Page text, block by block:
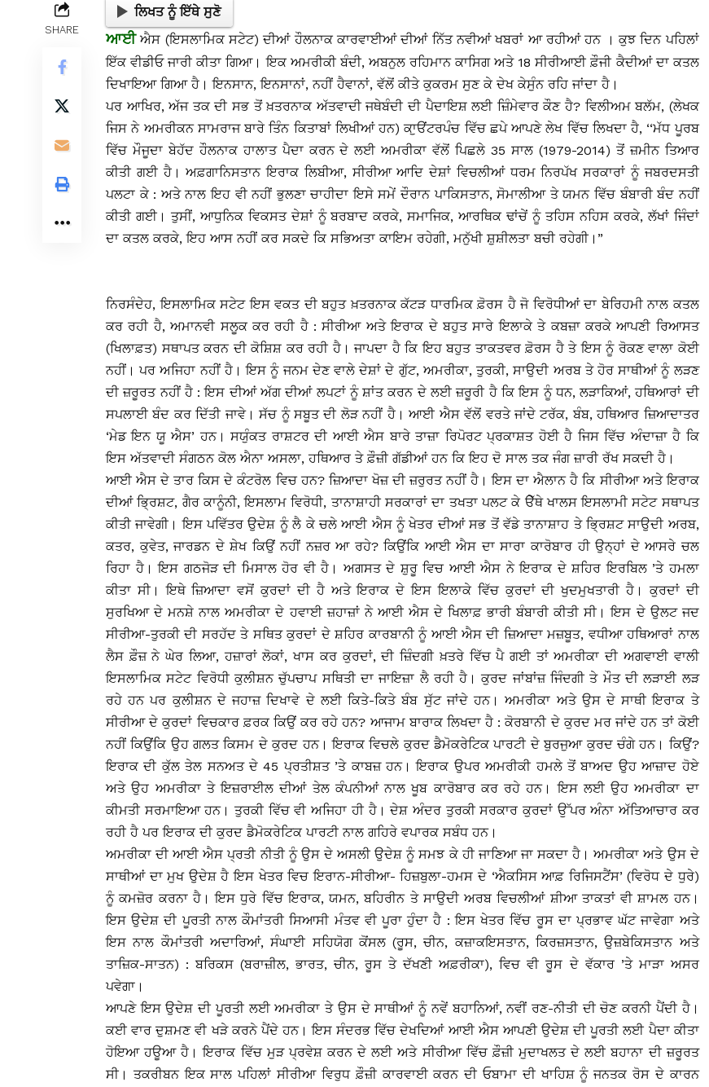
SHARE
ਲਿਖਤ ਨੂੰ ਇੱਥੇ ਸੁਣੋ
ਆਈਐਸ (ਇਸਲਾਮਿਕ ਸਟੇਟ) ਦੀਆਂ ਹੌਲਨਾਕ ਕਾਰਵਾਈਆਂ ਦੀਆਂ ਨਿੱਤ ਨਵੀਆਂ ਖਬਰਾਂ ਆ ਰਹੀਆਂ ਹਨ । ਕੁਝ ਦਿਨ ਪਹਿਲਾਂ
ਇੱਕ ਵੀਡੀਓ ਜਾਰੀ ਕੀਤਾ ਗਿਆ। ਇਕ ਅਮਰੀਕੀ ਬੰਦੀ, ਅਬਨੁਲ ਰਹਿਮਾਨ ਕਾਸਿਗ ਅਤੇ 18 ਸੀਰੀਆਈ ਫ਼ੌਜੀ ਕੈਦੀਆਂ ਦਾ ਕਤਲ
ਦਿਖਾਇਆ ਗਿਆ ਹੈ। ਇਨਸਾਨ, ਇਨਸਾਨਾਂ, ਨਹੀਂ ਹੈਵਾਨਾਂ, ਵੱਲੋਂ ਕੀਤੇ ਕੁਕਰਮ ਸੁਣ ਕੇ ਦੇਖ ਕੇਸੁੰਨ ਰਹਿ ਜਾਂਦਾ ਹੈ।
ਪਰ ਆਖਿਰ, ਅੱਜ ਤਕ ਦੀ ਸਭ ਤੋਂ ਖ਼ਤਰਨਾਕ ਅੱਤਵਾਦੀ ਜਥੇਬੰਦੀ ਦੀ ਪੈਦਾਇਸ਼ ਲਈ ਜ਼ਿੰਮੇਵਾਰ ਕੌਣ ਹੈ? ਵਿਲੀਅਮ ਬਲੱਮ, (ਲੇਖਕ
ਜਿਸ ਨੇ ਅਮਰੀਕਨ ਸਾਮਰਾਜ ਬਾਰੇ ਤਿੰਨ ਕਿਤਾਬਾਂ ਲਿਖੀਆਂ ਹਨ) ਕਾੁੳਂਟਰਪੰਚ ਵਿੱਚ ਛਪੇ ਆਪਣੇ ਲੇਖ ਵਿੱਚ ਲਿਖਦਾ ਹੈ, ‘‘ਮੱਧ ਪੂਰਬ
ਵਿੱਚ ਮੌਜੂਦਾ ਬੇਹੱਦ ਹੌਲਨਾਕ ਹਾਲਾਤ ਪੈਦਾ ਕਰਨ ਦੇ ਲਈ ਅਮਰੀਕਾ ਵੱਲੋਂ ਪਿਛਲੇ 35 ਸਾਲ (1979-2014) ਤੋਂ ਜ਼ਮੀਨ ਤਿਆਰ
ਕੀਤੀ ਗਈ ਹੈ। ਅਫ਼ਗਾਨਿਸਤਾਨ ਇਰਾਕ ਲਿਬੀਆ, ਸੀਰੀਆ ਆਦਿ ਦੇਸ਼ਾਂ ਵਿਚਲੀਆਂ ਧਰਮ ਨਿਰਪੱਖ ਸਰਕਾਰਾਂ ਨੂੰ ਜਬਰਦਸਤੀ
ਪਲਟਾ ਕੇ : ਅਤੇ ਨਾਲ ਇਹ ਵੀ ਨਹੀਂ ਭੁਲਣਾ ਚਾਹੀਦਾ ਇਸੇ ਸਮੇਂ ਦੌਰਾਨ ਪਾਕਿਸਤਾਨ, ਸੋਮਾਲੀਆ ਤੇ ਯਮਨ ਵਿੱਚ ਬੰਬਾਰੀ ਬੰਦ ਨਹੀਂ
ਕੀਤੀ ਗਈ। ਤੁਸੀਂ, ਆਧੁਨਿਕ ਵਿਕਸਤ ਦੇਸ਼ਾਂ ਨੂੰ ਬਰਬਾਦ ਕਰਕੇ, ਸਮਾਜਿਕ, ਆਰਥਿਕ ਢਾਂਚੇਂ ਨੂੰ ਤਹਿਸ ਨਹਿਸ ਕਰਕੇ, ਲੱਖਾਂ ਜਿੰਦਾਂ
ਦਾ ਕਤਲ ਕਰਕੇ, ਇਹ ਆਸ ਨਹੀਂ ਕਰ ਸਕਦੇ ਕਿ ਸਭਿਅਤਾ ਕਾਇਮ ਰਹੇਗੀ, ਮਨੁੱਖੀ ਸ਼ੁਸ਼ੀਲਤਾ ਬਚੀ ਰਹੇਗੀ।”
ਨਿਰਸੰਦੇਹ, ਇਸਲਾਮਿਕ ਸਟੇਟ ਇਸ ਵਕਤ ਦੀ ਬਹੁਤ ਖ਼ਤਰਨਾਕ ਕੱਟੜ ਧਾਰਮਿਕ ਫ਼ੋਰਸ ਹੈ ਜੋ ਵਿਰੋਧੀਆਂ ਦਾ ਬੇਰਿਹਮੀ ਨਾਲ ਕਤਲ
ਕਰ ਰਹੀ ਹੈ, ਅਮਾਨਵੀ ਸਲੂਕ ਕਰ ਰਹੀ ਹੈ : ਸੀਰੀਆ ਅਤੇ ਇਰਾਕ ਦੇ ਬਹੁਤ ਸਾਰੇ ਇਲਾਕੇ ਤੇ ਕਬਜ਼ਾ ਕਰਕੇ ਆਪਣੀ ਰਿਆਸਤ
(ਖਿਲਾਫ਼ਤ) ਸਥਾਪਤ ਕਰਨ ਦੀ ਕੋਸ਼ਿਸ਼ ਕਰ ਰਹੀ ਹੈ। ਜਾਪਦਾ ਹੈ ਕਿ ਇਹ ਬਹੁਤ ਤਾਕਤਵਰ ਫ਼ੋਰਸ ਹੈ ਤੇ ਇਸ ਨੂੰ ਰੋਕਣ ਵਾਲਾ ਕੋਈ
ਨਹੀਂ। ਪਰ ਅਜਿਹਾ ਨਹੀਂ ਹੈ। ਇਸ ਨੂੰ ਜਨਮ ਦੇਣ ਵਾਲੇ ਦੇਸ਼ਾਂ ਦੇ ਗੁੱਟ, ਅਮਰੀਕਾ, ਤੁਰਕੀ, ਸਾਉਦੀ ਅਰਬ ਤੇ ਹੋਰ ਸਾਥੀਆਂ ਨੂੰ ਲੜਣ
ਦੀ ਜ਼ਰੂਰਤ ਨਹੀਂ ਹੈ : ਇਸ ਦੀਆਂ ਅੱਗ ਦੀਆਂ ਲਪਟਾਂ ਨੂੰ ਸ਼ਾਂਤ ਕਰਨ ਦੇ ਲਈ ਜ਼ਰੂਰੀ ਹੈ ਕਿ ਇਸ ਨੂੰ ਧਨ, ਲੜਾਕਿਆਂ, ਹਥਿਆਰਾਂ ਦੀ
ਸਪਲਾਈ ਬੰਦ ਕਰ ਦਿੱਤੀ ਜਾਵੇ। ਸੱਚ ਨੂੰ ਸਬੂਤ ਦੀ ਲੋੜ ਨਹੀਂ ਹੈ। ਆਈ ਐਸ ਵੱਲੋਂ ਵਰਤੇ ਜਾਂਦੇ ਟਰੱਕ, ਬੰਬ, ਹਥਿਆਰ ਜ਼ਿਆਦਾਤਰ
‘ਮੇਡ ਇਨ ਯੂ ਐਸ’ ਹਨ। ਸਯੁੰਕਤ ਰਾਸ਼ਟਰ ਦੀ ਆਈ ਐਸ ਬਾਰੇ ਤਾਜ਼ਾ ਰਿਪੋਰਟ ਪ੍ਰਕਾਸ਼ਤ ਹੋਈ ਹੈ ਜਿਸ ਵਿੱਚ ਅੰਦਾਜ਼ਾ ਹੈ ਕਿ
ਇਸ ਅੱਤਵਾਦੀ ਸੰਗਠਨ ਕੋਲ ਐਨਾ ਅਸਲਾ, ਹਥਿਆਰ ਤੇ ਫ਼ੌਜ਼ੀ ਗੱਡੀਆਂ ਹਨ ਕਿ ਇਹ ਦੋ ਸਾਲ ਤਕ ਜੰਗ ਜ਼ਾਰੀ ਰੱਖ ਸਕਦੀ ਹੈ।
ਆਈ ਐਸ ਦੇ ਤਾਰ ਕਿਸ ਦੇ ਕੰਟਰੋਲ ਵਿਚ ਹਨ? ਜ਼ਿਆਦਾ ਖੋਜ਼ ਦੀ ਜ਼ਰੁਰਤ ਨਹੀਂ ਹੈ। ਇਸ ਦਾ ਐਲਾਨ ਹੈ ਕਿ ਸੀਰੀਆ ਅਤੇ ਇਰਾਕ
ਦੀਆਂ ਭਿ੍ਰਸ਼ਟ, ਗੈਰ ਕਾਨੂੰਨੀ, ਇਸਲਾਮ ਵਿਰੋਧੀ, ਤਾਨਾਸ਼ਾਹੀ ਸਰਕਾਰਾਂ ਦਾ ਤਖਤਾ ਪਲਟ ਕੇ ੳੇੱਥੇ ਖਾਲਸ ਇਸਲਾਮੀ ਸਟੇਟ ਸਥਾਪਤ
ਕੀਤੀ ਜਾਵੇਗੀ। ਇਸ ਪਵਿੱਤਰ ਉਦੇਸ਼ ਨੂੰ ਲੈ ਕੇ ਚਲੇ ਆਈ ਐਸ ਨੂੰ ਖੇਤਰ ਦੀਆਂ ਸਭ ਤੋਂ ਵੱਡੇ ਤਾਨਾਸ਼ਾਹ ਤੇ ਭਿ੍ਰਸ਼ਟ ਸਾਉਦੀ ਅਰਬ,
ਕਤਰ, ਕੁਵੇਤ, ਜਾਰਡਨ ਦੇ ਸ਼ੇਖ ਕਿਉਂ ਨਹੀਂ ਨਜ਼ਰ ਆ ਰਹੇ? ਕਿਉਂਕਿ ਆਈ ਐਸ ਦਾ ਸਾਰਾ ਕਾਰੋਬਾਰ ਹੀ ਉਨ੍ਹਾਂ ਦੇ ਆਸਰੇ ਚਲ
ਰਿਹਾ ਹੈ। ਇਸ ਗਠਜੋੜ ਦੀ ਮਿਸਾਲ ਹੋਰ ਵੀ ਹੈ। ਅਗਸਤ ਦੇ ਸ਼ੁਰੂ ਵਿਚ ਆਈ ਐਸ ਨੇ ਇਰਾਕ ਦੇ ਸ਼ਹਿਰ ਇਰਬਿਲ ’ਤੇ ਹਮਲਾ
ਕੀਤਾ ਸੀ। ਇਥੇ ਜ਼ਿਆਦਾ ਵਸੋਂ ਕੁਰਦਾਂ ਦੀ ਹੈ ਅਤੇ ਇਰਾਕ ਦੇ ਇਸ ਇਲਾਕੇ ਵਿੱਚ ਕੁਰਦਾਂ ਦੀ ਖੁਦਮੁਖਤਾਰੀ ਹੈ। ਕੁਰਦਾਂ ਦੀ
ਸੁਰਖਿਆ ਦੇ ਮਨਸ਼ੇ ਨਾਲ ਅਮਰੀਕਾ ਦੇ ਹਵਾਈ ਜ਼ਹਾਜ਼ਾਂ ਨੇ ਆਈ ਐਸ ਦੇ ਖਿਲਾਫ਼ ਭਾਰੀ ਬੰਬਾਰੀ ਕੀਤੀ ਸੀ। ਇਸ ਦੇ ਉਲਟ ਜਦ
ਸੀਰੀਆ-ਤੁਰਕੀ ਦੀ ਸਰਹੱਦ ਤੇ ਸਥਿਤ ਕੁਰਦਾਂ ਦੇ ਸ਼ਹਿਰ ਕਾਰਬਾਨੀ ਨੂੰ ਆਈ ਐਸ ਦੀ ਜ਼ਿਆਦਾ ਮਜ਼ਬੂਤ, ਵਧੀਆ ਹਥਿਆਰਾਂ ਨਾਲ
ਲੈਸ ਫ਼ੌਜ਼ ਨੇ ਘੇਰ ਲਿਆ, ਹਜ਼ਾਰਾਂ ਲੋਕਾਂ, ਖਾਸ ਕਰ ਕੁਰਦਾਂ, ਦੀ ਜ਼ਿੰਦਗੀ ਖ਼ਤਰੇ ਵਿੱਚ ਪੈ ਗਈ ਤਾਂ ਅਮਰੀਕਾ ਦੀ ਅਗਵਾਈ ਵਾਲੀ
ਇਸਲਾਮਿਕ ਸਟੇਟ ਵਿਰੋਧੀ ਕੁਲੀਸ਼ਨ ਚੁੱਪਚਾਪ ਸਥਿਤੀ ਦਾ ਜਾਇਜ਼ਾ ਲੈ ਰਹੀ ਹੈ। ਕੁਰਦ ਜਾਂਬਾਂਜ਼ ਜਿੰਦਗੀ ਤੇ ਮੌਤ ਦੀ ਲੜਾਈ ਲੜ
ਰਹੇ ਹਨ ਪਰ ਕੁਲੀਸ਼ਨ ਦੇ ਜਹਾਜ਼ ਦਿਖਾਵੇ ਦੇ ਲਈ ਕਿਤੇ-ਕਿਤੇ ਬੰਬ ਸੁੱਟ ਜਾਂਦੇ ਹਨ। ਅਮਰੀਕਾ ਅਤੇ ਉਸ ਦੇ ਸਾਥੀ ਇਰਾਕ ਤੇ
ਸੀਰੀਆ ਦੇ ਕੁਰਦਾਂ ਵਿਚਕਾਰ ਫ਼ਰਕ ਕਿਉਂ ਕਰ ਰਹੇ ਹਨ? ਆਜਾਮ ਬਾਰਾਕ ਲਿਖਦਾ ਹੈ : ਕੋਰਬਾਨੀ ਦੇ ਕੁਰਦ ਮਰ ਜਾਂਦੇ ਹਨ ਤਾਂ ਕੋਈ
ਨਹੀਂ ਕਿਉਂਕਿ ਉਹ ਗਲਤ ਕਿਸਮ ਦੇ ਕੁਰਦ ਹਨ। ਇਰਾਕ ਵਿਚਲੇ ਕੁਰਦ ਡੈਮੋਕਰੇਟਿਕ ਪਾਰਟੀ ਦੇ ਬੁਰਜੁਆ ਕੁਰਦ ਚੰਗੇ ਹਨ। ਕਿਉਂ?
ਇਰਾਕ ਦੀ ਕੁੱਲ ਤੇਲ ਸਨਅਤ ਦੇ 45 ਪ੍ਰਤੀਸ਼ਤ ’ਤੇ ਕਾਬਜ਼ ਹਨ। ਇਰਾਕ ਉਪਰ ਅਮਰੀਕੀ ਹਮਲੇ ਤੋਂ ਬਾਅਦ ਉਹ ਆਜ਼ਾਦ ਹੋਏ
ਅਤੇ ਉਹ ਅਮਰੀਕਾ ਤੇ ਇਜ਼ਰਾਈਲ ਦੀਆਂ ਤੇਲ ਕੰਪਨੀਆਂ ਨਾਲ ਖੂਬ ਕਾਰੋਬਾਰ ਕਰ ਰਹੇ ਹਨ। ਇਸ ਲਈ ਉਹ ਅਮਰੀਕਾ ਦਾ
ਕੀਮਤੀ ਸਰਮਾਇਆ ਹਨ। ਤੁਰਕੀ ਵਿੱਚ ਵੀ ਅਜਿਹਾ ਹੀ ਹੈ। ਦੇਸ਼ ਅੰਦਰ ਤੁਰਕੀ ਸਰਕਾਰ ਕੁਰਦਾਂ ਉੱਪਰ ਅੰਨਾ ਅੱਤਿਆਚਾਰ ਕਰ
ਰਹੀ ਹੈ ਪਰ ਇਰਾਕ ਦੀ ਕੁਰਦ ਡੈਮੋਕਰੇਟਿਕ ਪਾਰਟੀ ਨਾਲ ਗਹਿਰੇ ਵਪਾਰਕ ਸਬੰਧ ਹਨ।
ਅਮਰੀਕਾ ਦੀ ਆਈ ਐਸ ਪ੍ਰਤੀ ਨੀਤੀ ਨੂੰ ਉਸ ਦੇ ਅਸਲੀ ਉਦੇਸ਼ ਨੂੰ ਸਮਝ ਕੇ ਹੀ ਜਾਣਿਆ ਜਾ ਸਕਦਾ ਹੈ। ਅਮਰੀਕਾ ਅਤੇ ਉਸ ਦੇ
ਸਾਥੀਆਂ ਦਾ ਮੁਖ ਉਦੇਸ਼ ਹੈ ਇਸ ਖੇਤਰ ਵਿਚ ਇਰਾਨ-ਸੀਰੀਆ- ਹਿਜ਼ਬੁਲਾ-ਹਮਸ ਦੇ ‘ਐਕਸਿਸ ਆਫ਼ ਰਿਜਿਸਟੈਂਸ’ (ਵਿਰੋਧ ਦੇ ਧੁਰੇ)
ਨੂੰ ਕਮਜ਼ੋਰ ਕਰਨਾ ਹੈ। ਇਸ ਧੁਰੇ ਵਿੱਚ ਇਰਾਕ, ਯਮਨ, ਬਹਿਰੀਨ ਤੇ ਸਾਉਦੀ ਅਰਬ ਵਿਚਲੀਆਂ ਸ਼ੀਆ ਤਾਕਤਾਂ ਵੀ ਸ਼ਾਮਲ ਹਨ।
ਇਸ ਉਦੇਸ਼ ਦੀ ਪੂਰਤੀ ਨਾਲ ਕੌਮਾਂਤਰੀ ਸਿਆਸੀ ਮੰਤਵ ਵੀ ਪੂਰਾ ਹੁੰਦਾ ਹੈ : ਇਸ ਖੇਤਰ ਵਿੱਚ ਰੂਸ ਦਾ ਪ੍ਰਭਾਵ ਘੱਟ ਜਾਵੇਗਾ ਅਤੇ
ਇਸ ਨਾਲ ਕੌਮਾਂਤਰੀ ਅਦਾਰਿਆਂ, ਸੰਘਾਈ ਸਹਿਯੋਗ ਕੋਂਸਲ (ਰੂਸ, ਚੀਨ, ਕਜ਼ਾਕਇਸਤਾਨ, ਕਿਰਜ਼ਸਤਾਨ, ਉਜ਼ਬੇਕਿਸਤਾਨ ਅਤੇ
ਤਾਜ਼ਿਕ-ਸਾਤਨ) : ਬਰਿਕਸ (ਬਰਾਜ਼ੀਲ, ਭਾਰਤ, ਚੀਨ, ਰੂਸ ਤੇ ਦੱਖਣੀ ਅਫ਼ਰੀਕਾ), ਵਿਚ ਵੀ ਰੂਸ ਦੇ ਵੱਕਾਰ ’ਤੇ ਮਾੜਾ ਅਸਰ
ਪਵੇਗਾ।
ਆਪਣੇ ਇਸ ਉਦੇਸ਼ ਦੀ ਪੂਰਤੀ ਲਈ ਅਮਰੀਕਾ ਤੇ ਉਸ ਦੇ ਸਾਥੀਆਂ ਨੂੰ ਨਵੇਂ ਬਹਾਨਿਆਂ, ਨਵੀਂ ਰਣ-ਨੀਤੀ ਦੀ ਚੋਣ ਕਰਨੀ ਪੈਂਦੀ ਹੈ।
ਕਈ ਵਾਰ ਦੁਸ਼ਮਣ ਵੀ ਖੜੇ ਕਰਨੇ ਪੈਂਦੇ ਹਨ। ਇਸ ਸੰਦਰਭ ਵਿੱਚ ਦੇਖਦਿਆਂ ਆਈ ਐਸ ਆਪਣੀ ਉਦੇਸ਼ ਦੀ ਪੂਰਤੀ ਲਈ ਪੈਦਾ ਕੀਤਾ
ਹੋਇਆ ਹਊਆ ਹੈ। ਇਰਾਕ ਵਿੱਚ ਮੁੜ ਪ੍ਰਵੇਸ਼ ਕਰਨ ਦੇ ਲਈ ਅਤੇ ਸੀਰੀਆ ਵਿੱਚ ਫ਼ੌਜ਼ੀ ਮੁਦਾਖਲਤ ਦੇ ਲਈ ਬਹਾਨਾ ਦੀ ਜ਼ਰੂਰਤ
ਸੀ। ਤਕਰੀਬਨ ਇਕ ਸਾਲ ਪਹਿਲਾਂ ਸੀਰੀਆ ਵਿਰੁਧ ਫ਼ੌਜ਼ੀ ਕਾਰਵਾਈ ਕਰਨ ਦੀ ਓਬਾਮਾ ਦੀ ਖਾਹਿਸ਼ ਨੂੰ ਜਨਤਕ ਰੋਸ ਦੇ ਕਾਰਨ